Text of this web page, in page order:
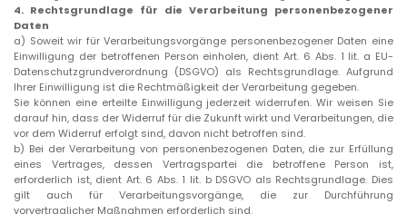
4. Rechtsgrundlage für die Verarbeitung personenbezogener
Daten
a) Soweit wir für Verarbeitungsvorgänge personenbezogener Daten eine
Einwilligung der betroffenen Person einholen, dient Art. 6 Abs. 1 lit. a EU-
Datenschutzgrundverordnung (DSGVO) als Rechtsgrundlage. Aufgrund
Ihrer Einwilligung ist die Rechtmäßigkeit der Verarbeitung gegeben.
Sie können eine erteilte Einwilligung jederzeit widerrufen. Wir weisen Sie
darauf hin, dass der Widerruf für die Zukunft wirkt und Verarbeitungen, die
vor dem Widerruf erfolgt sind, davon nicht betroffen sind.
b) Bei der Verarbeitung von personenbezogenen Daten, die zur Erfüllung
eines Vertrages, dessen Vertragspartei die betroffene Person ist,
erforderlich ist, dient Art. 6 Abs. 1 lit. b DSGVO als Rechtsgrundlage. Dies
gilt auch für Verarbeitungsvorgänge, die zur Durchführung
vorvertraglicher Maßnahmen erforderlich sind.